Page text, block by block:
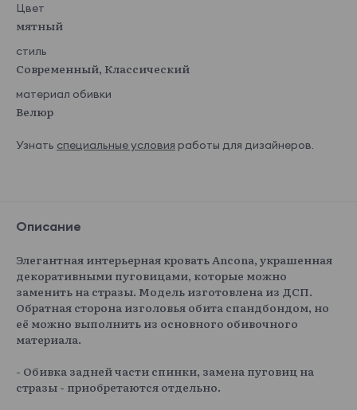
Цвет
мятный
стиль
Современный, Классический
материал обивки
Велюр
Узнать специальные условия работы для дизайнеров.
Описание
Элегантная интерьерная кровать Ancona, украшенная
декоративными пуговицами, которые можно
заменить на стразы. Модель изготовлена из ДСП.
Обратная сторона изголовья обита спандбондом, но
её можно выполнить из основного обивочного
материала.
- Обивка задней части спинки, замена пуговиц на
стразы - приобретаются отдельно.